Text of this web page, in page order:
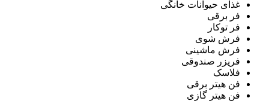
غذای حیوانات خانگی
فر برقی
فر توکار
فرش شوی
فرش ماشینی
فریزر صندوقی
فلاسک
فن هیتر برقی
فن هیتر گازی